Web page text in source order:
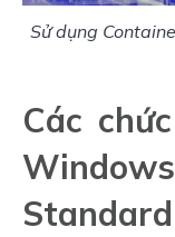
Sử dụng
Các
Standard